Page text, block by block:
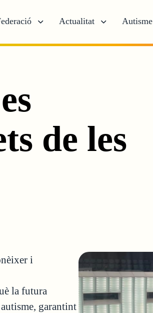
Actualitat Autisme
de les
i
la futura
garantint